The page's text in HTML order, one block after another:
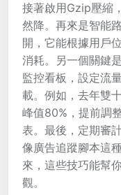
接著啟用Gzip壓縮
然降。再來是智能
開，它能根據用戶
消耗。另一個關鍵
監控看板，設定流
載。例如，去年雙
峰值80%，提前調
表。最後，定期審
像廣告追蹤腳本這
來，這些技巧能幫
觀。